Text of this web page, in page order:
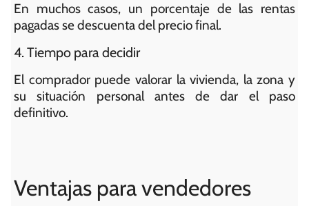
En muchos casos, un porcentaje de las rentas
pagadas se descuenta del precio final.
4. Tiempo para decidir
El comprador puede valorar la vivienda, la zona y
su situación personal antes de dar el paso
definitivo.
Ventajas para vendedores